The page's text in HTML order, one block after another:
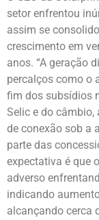
setor enfrentou
assim se
crescimento em
anos. “A geração
percalços como o
fim dos subsídios
Selic e do câmbio,
de conexão sob a
parte das
expectativa é que
adverso
indicando
alcançando cerca